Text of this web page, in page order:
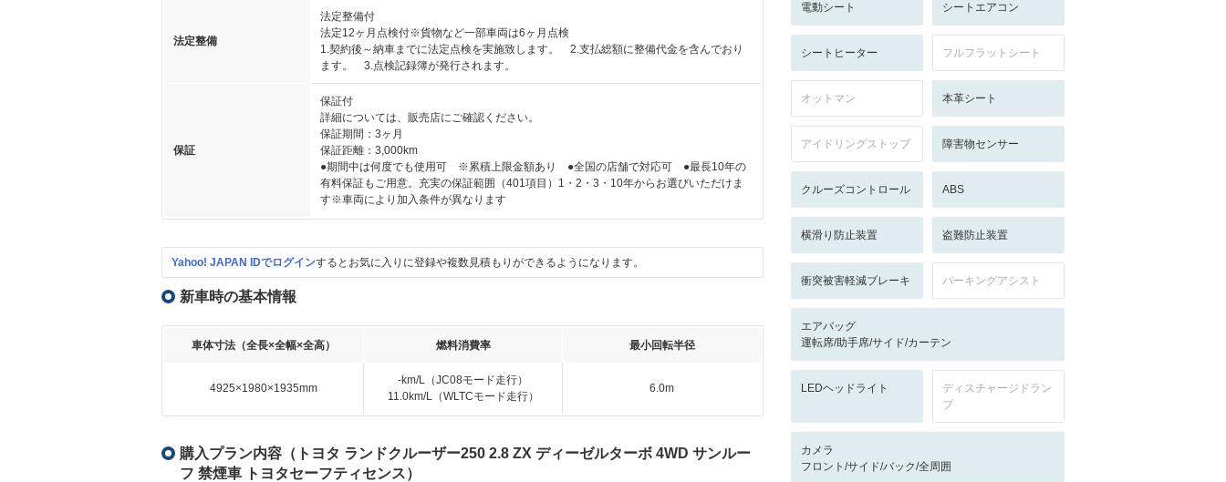
法定整備
法定整備付
法定12ヶ月点検付※貨物など一部車両は6ヶ月点検
1.契約後～納車までに法定点検を実施致します。 2.支払総額に整備代金を含んでおり
ます。 3.点検記録簿が発行されます。
保証
保証付
詳細については、販売店にご確認ください。
保証期間：3ヶ月
保証距離：3,000km
●期間中は何度でも使用可 ※累積上限金額あり ●全国の店舗で対応可 ●最長10年の
有料保証もご用意。充実の保証範囲（401項目）1・2・3・10年からお選びいただけま
す※車両により加入条件が異なります
Yahoo! JAPAN IDでログインするとお気に入りに登録や複数見積もりができるようになります。
新車時の基本情報
車体寸法（全長×全幅×全高） 燃料消費率 最小回転半径
4925×1980×1935mm
-km/L（JC08モード走行）
11.0km/L（WLTCモード走行）
6.0m
購入プラン内容（トヨタ ランドクルーザー250 2.8 ZX ディーゼルターボ 4WD サンルー
フ 禁煙車 トヨタセーフティセンス）
電動シート シートエアコン
シートヒーター フルフラットシート
オットマン 本革シート
アイドリングストップ 障害物センサー
クルーズコントロール ABS
横滑り防止装置 盗難防止装置
衝突被害軽減ブレーキ パーキングアシスト
エアバッグ
運転席/助手席/サイド/カーテン
LEDヘッドライト
ディスチャージドラン
プ
カメラ
フロント/サイド/バック/全周囲